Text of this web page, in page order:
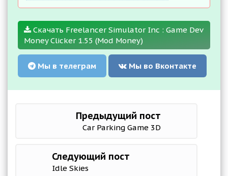
Скачать Freelancer Simulator Inc : Game Dev
Money Clicker 1.55 (Mod Money)
Мы в телеграм Мы во Вконтакте
Предыдущий пост
Car Parking Game 3D
Следующий пост
Idle Skies